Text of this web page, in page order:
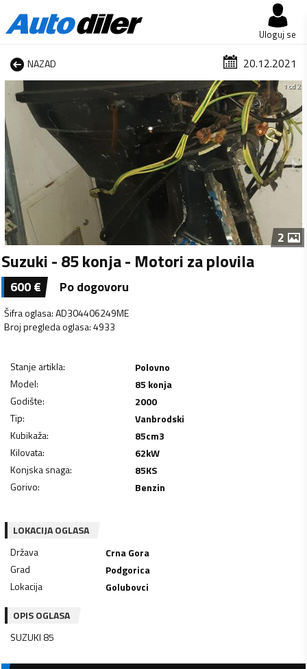
Uloguj se
NAZAD 20.12.2021
1 od 2
2
Suzuki - 85 konja - Motori za plovila
600€ Po dogovoru
Šifra oglasa:AD304406249ME
Broj pregleda oglasa:4933
Stanje artikla:
Polovno
Model:
85 konja
Godište:
2000
Tip:
Vanbrodski
Kubikaža: 85cm3
Kilovata: 62kW
Konjska snaga: 85KS
Gorivo: Benzin
LOKACIJA OGLASA
Država
Crna Gora
Grad
Podgorica
Lokacija
Golubovci
OPIS OGLASA
SUZUKI 85